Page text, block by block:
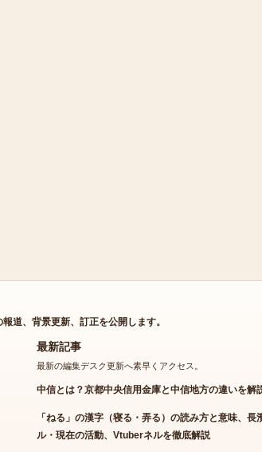
道、背景更新、訂正を公開します。
最新記事
「ねる」の漢字（寝る・弄る）の読み方と意味、長